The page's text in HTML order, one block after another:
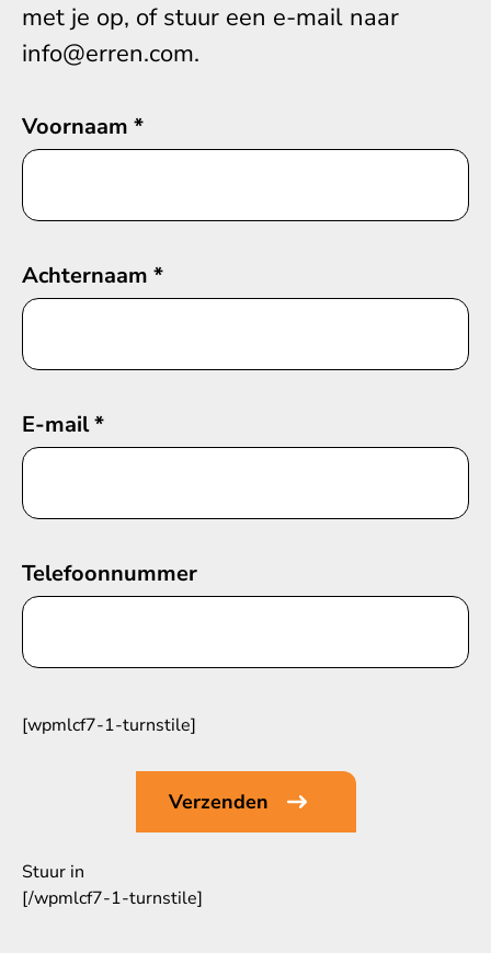
met je op, of stuur een e-mail naar
info@erren.com.
Voornaam *
Achternaam *
E-mail*
Telefoonnummer
[wpmlcf7-1-turnstile]
Stuur in
[/wpmlcf7-1-turnstile]